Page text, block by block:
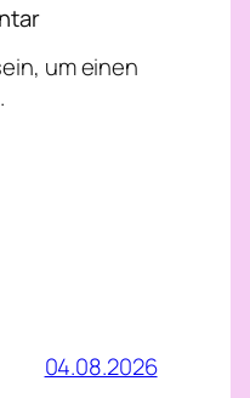
um einen
04.08.2026